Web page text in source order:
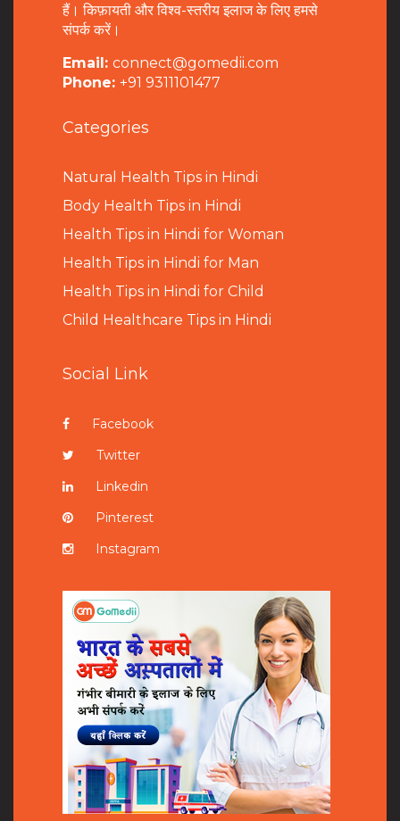
हैं। किफ़ायती और विश्व-स्तरीय इलाज के लिए हमसे
संपर्क करें।
Email: connect@gomedii.com
Phone: +91 9311101477
Categories
Natural Health Tips in Hindi
Body Health Tips in Hindi
Health Tips in Hindi for Woman
Health Tips in Hindi for Man
Health Tips in Hindi for Child
Child Healthcare Tips in Hindi
Social Link
Facebook
Twitter
Linkedin
Pinterest
Instagram